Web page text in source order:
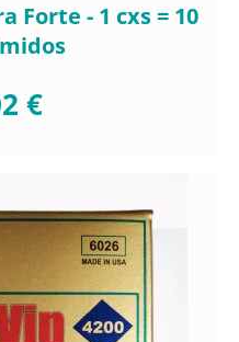
Forte - 1 cxs = 10
€